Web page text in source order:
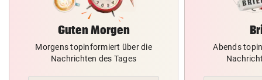
Guten Morgen
Morgens topinformiert über die
Nachrichten des Tages
Abends